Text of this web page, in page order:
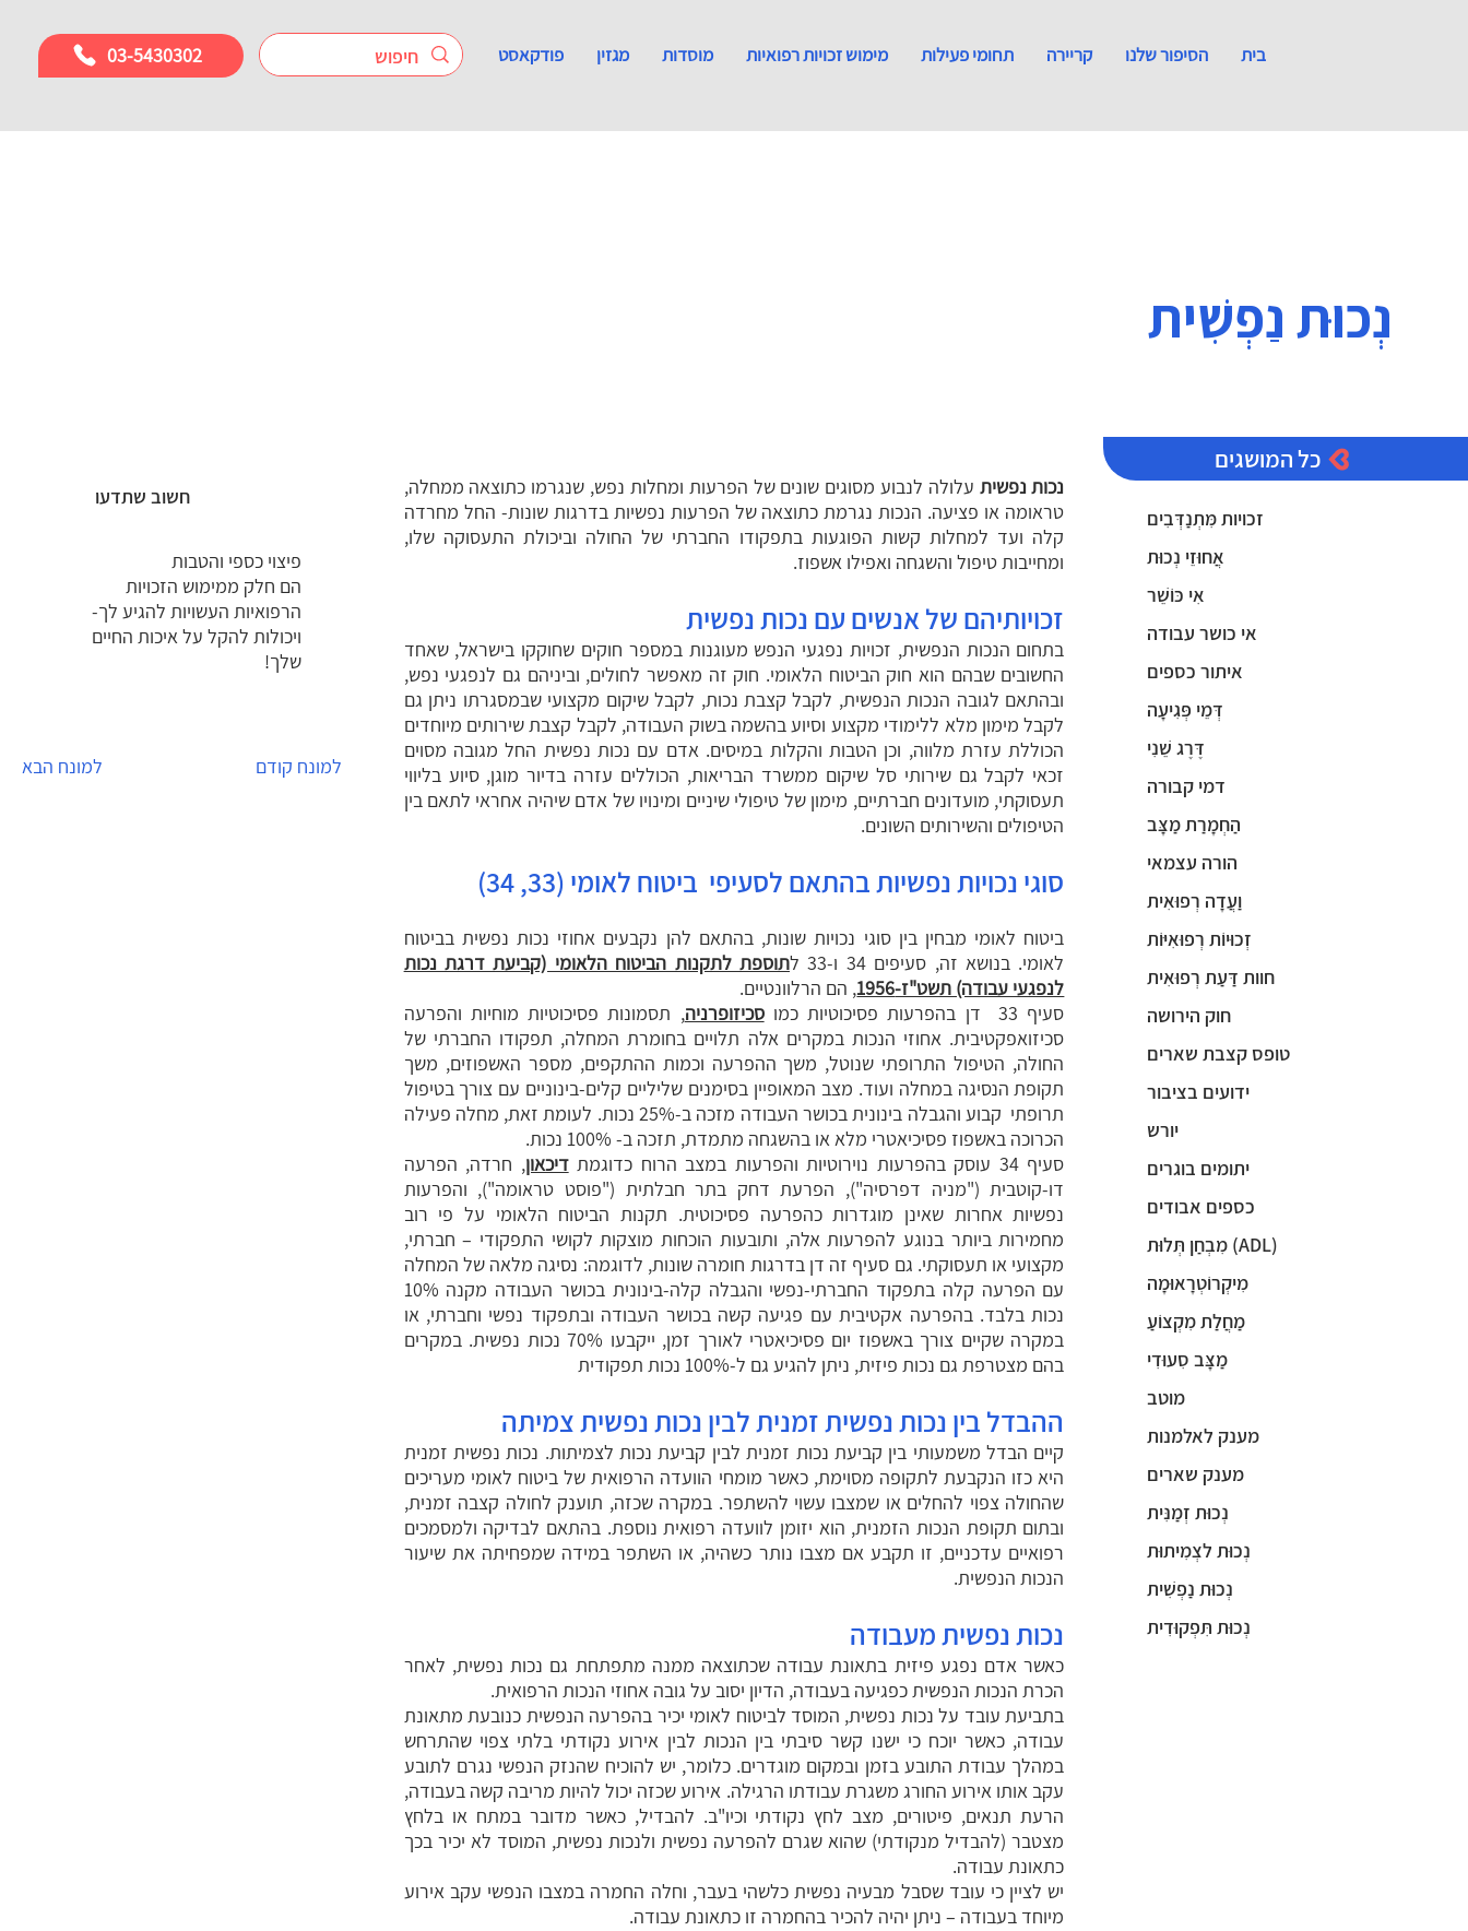
03-5430302 בית הסיפור שלנו קריירה תחומי פעילות מימוש זכויות רפואיות מוסדות מגזין פודקאסט
נְכוּת נַפְשִׁית
כל המושגים
זכויות מִּתְנַדְּבִים
אֲחוּזֵי נְכוּת
אִי כּוֹשֵׁר
אי כושר עבודה
איתור כספים
דְּמֵי פְּגִיעָה
דֶּרֶג שֵׁנִי
דמי קבורה
הַחְמָרַת מַצָּב
הורה עצמאי
וַעֲדָה רְפוּאִית
זְכוּיוֹת רְפוּאִיּוֹת
חוות דַּעַת רְפוּאִית
חוק הירושה
טופס קצבת שארים
ידועים בציבור
יורש
יתומים בוגרים
כספים אבודים
מִבְחַן תְּלוּת (ADL)
מִיקְרוֹטְרָאוּמָה
מַחֲלַת מִקְצוֹעַ
מַצָּב סִעוּדִי
מוטב
מענק לאלמנות
מענק שארים
נְכוּת זְמַנִּית
נְכוּת לצְמִיתוּת
נְכוּת נַפְשִׁית
נְכוּת תִּפְקוּדִית
נכות נפשית עלולה לנבוע מסוגים שונים של הפרעות ומחלות נפש, שנגרמו כתוצאה ממחלה,
טראומה או פציעה. הנכות נגרמת כתוצאה של הפרעות נפשיות בדרגות שונות- החל מחרדה
קלה ועד למחלות קשות הפוגעות בתפקודו החברתי של החולה וביכולת התעסוקה שלו,
ומחייבות טיפול והשגחה ואפילו אשפוז.
זכויותיהם של אנשים עם נכות נפשית
בתחום הנכות הנפשית, זכויות נפגעי הנפש מעוגנות במספר חוקים שחוקקו בישראל, שאחד
החשובים שבהם הוא חוק הביטוח הלאומי. חוק זה מאפשר לחולים, וביניהם גם לנפגעי נפש,
ובהתאם לגובה הנכות הנפשית, לקבל קצבת נכות, לקבל שיקום מקצועי שבמסגרתו ניתן גם
לקבל מימון מלא ללימודי מקצוע וסיוע בהשמה בשוק העבודה, לקבל קצבת שירותים מיוחדים
הכוללת עזרת מלווה, וכן הטבות והקלות במיסים. אדם עם נכות נפשית החל מגובה מסוים
זכאי לקבל גם שירותי סל שיקום ממשרד הבריאות, הכוללים עזרה בדיור מוגן, סיוע בליווי
תעסוקתי, מועדונים חברתיים, מימון של טיפולי שיניים ומינויו של אדם שיהיה אחראי לתאם בין
הטיפולים והשירותים השונים.
סוגי נכויות נפשיות בהתאם לסעיפי ביטוח לאומי (33, 34)
ביטוח לאומי מבחין בין סוגי נכויות שונות, בהתאם להן נקבעים אחוזי נכות נפשית בביטוח
לאומי. בנושא זה, סעיפים 34 ו-33 ל
תוספת לתקנות הביטוח הלאומי (קביעת דרגת נכות
לנפגעי עבודה) תשט"ז-1956
, הם הרלוונטיים.
סעיף 33 דן בהפרעות פסיכוטיות כמו
סכיזופרניה, תסמונות פסיכוטיות מוחיות והפרעה
סכיזואפקטיבית. אחוזי הנכות במקרים אלה תלויים בחומרת המחלה, תפקודו החברתי של
החולה, הטיפול התרופתי שנוטל, משך ההפרעה וכמות ההתקפים, מספר האשפוזים, משך
תקופת הנסיגה במחלה ועוד. מצב המאופיין בסימנים שליליים קלים-בינוניים עם צורך בטיפול
תרופתי קבוע והגבלה בינונית בכושר העבודה מזכה ב-25% נכות. לעומת זאת, מחלה פעילה
הכרוכה באשפוז פסיכיאטרי מלא או בהשגחה מתמדת, תזכה ב- 100% נכות.
סעיף 34 עוסק בהפרעות נוירוטיות והפרעות במצב הרוח כדוגמת
דיכאון, חרדה, הפרעה
דו-קוטבית ("מניה דפרסיה"), הפרעת דחק בתר חבלתית ("פוסט טראומה"), והפרעות
נפשיות אחרות שאינן מוגדרות כהפרעה פסיכוטית. תקנות הביטוח הלאומי על פי רוב
מחמירות ביותר בנוגע להפרעות אלה, ותובעות הוכחות מוצקות לקושי התפקודי – חברתי,
מקצועי או תעסוקתי. גם סעיף זה דן בדרגות חומרה שונות, לדוגמה: נסיגה מלאה של המחלה
עם הפרעה קלה בתפקוד החברתי-נפשי והגבלה קלה-בינונית בכושר העבודה מקנה 10%
נכות בלבד. בהפרעה אקטיבית עם פגיעה קשה בכושר העבודה ובתפקוד נפשי וחברתי, או
במקרה שקיים צורך באשפוז יום פסיכיאטרי לאורך זמן, ייקבעו 70% נכות נפשית. במקרים
בהם מצטרפת גם נכות פיזית, ניתן להגיע גם ל-100% נכות תפקודית
ההבדל בין נכות נפשית זמנית לבין נכות נפשית צמיתה
קיים הבדל משמעותי בין קביעת נכות זמנית לבין קביעת נכות לצמיתות. נכות נפשית זמנית
היא כזו הנקבעת לתקופה מסוימת, כאשר מומחי הוועדה הרפואית של ביטוח לאומי מעריכים
שהחולה צפוי להחלים או שמצבו עשוי להשתפר. במקרה שכזה, תוענק לחולה קצבה זמנית,
ובתום תקופת הנכות הזמנית, הוא יזומן לוועדה רפואית נוספת. בהתאם לבדיקה ולמסמכים
רפואיים עדכניים, זו תקבע אם מצבו נותר כשהיה, או השתפר במידה שמפחיתה את שיעור
הנכות הנפשית.
נכות נפשית מעבודה
כאשר אדם נפגע פיזית בתאונת עבודה שכתוצאה ממנה מתפתחת גם נכות נפשית, לאחר
הכרת הנכות הנפשית כפגיעה בעבודה, הדיון יסוב על גובה אחוזי הנכות הרפואית.
בתביעת עובד על נכות נפשית, המוסד לביטוח לאומי יכיר בהפרעה הנפשית כנובעת מתאונת
עבודה, כאשר יוכח כי ישנו קשר סיבתי בין הנכות לבין אירוע נקודתי בלתי צפוי שהתרחש
במהלך עבודת התובע בזמן ובמקום מוגדרים. כלומר, יש להוכיח שהנזק הנפשי נגרם לתובע
עקב אותו אירוע החורג משגרת עבודתו הרגילה. אירוע שכזה יכול להיות מריבה קשה בעבודה,
הרעת תנאים, פיטורים, מצב לחץ נקודתי וכיו"ב. להבדיל, כאשר מדובר במתח או בלחץ
מצטבר (להבדיל מנקודתי) שהוא שגרם להפרעה נפשית ולנכות נפשית, המוסד לא יכיר בכך
כתאונת עבודה.
יש לציין כי עובד שסבל מבעיה נפשית כלשהי בעבר, וחלה החמרה במצבו הנפשי עקב אירוע
מיוחד בעבודה – ניתן יהיה להכיר בהחמרה זו כתאונת עבודה.
חשוב שתדעו
פיצוי כספי והטבות
הם חלק ממימוש הזכויות
הרפואיות העשויות להגיע לך-
ויכולות להקל על איכות החיים
שלך!
למונח קודם למונח הבא